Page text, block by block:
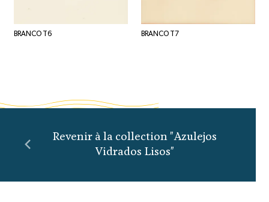
BRANCO T6 BRANCO T7
Revenir à la collection "Azulejos
Vidrados Lisos"